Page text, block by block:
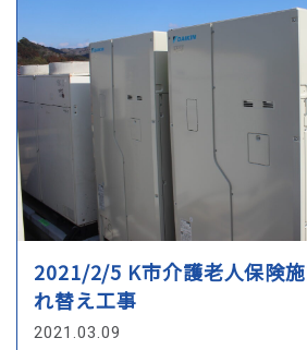
2021/2/5 K市介護老人保険
れ替え工事
2021.03.09
LOADI
お知らせし、ご同意を頂いた目的
外の利用について 上記以外の目的
報を利用する必要が生じた場合に
れる場合を除き、その利用につい
頂くものとします。
3.個人情報の第三者提供
当社は、お客様の同意なしに第三
報の提供は行いません。但し個人